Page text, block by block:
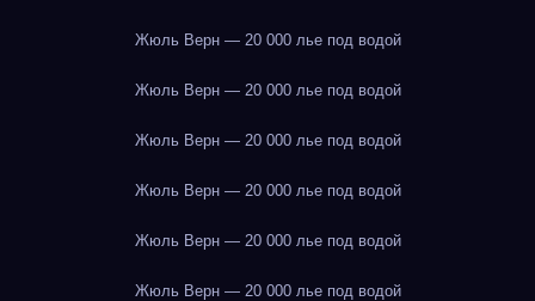
Жюль Верн — 20 000 лье под водой
Жюль Верн — 20 000 лье под водой
Жюль Верн — 20 000 лье под водой
Жюль Верн — 20 000 лье под водой
Жюль Верн — 20 000 лье под водой
Жюль Верн — 20 000 лье под водой